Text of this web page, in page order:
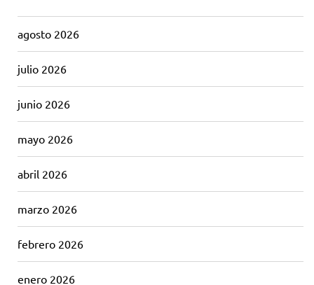
agosto 2026
julio 2026
junio 2026
mayo 2026
abril 2026
marzo 2026
febrero 2026
enero 2026